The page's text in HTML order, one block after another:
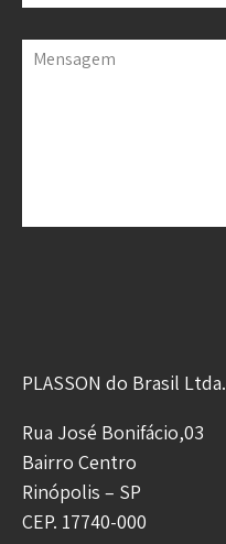
Mensagem
PLASSON do Brasil Ltda.
Rua José Bonifácio,03
Bairro Centro
Rinópolis – SP
CEP. 17740-000